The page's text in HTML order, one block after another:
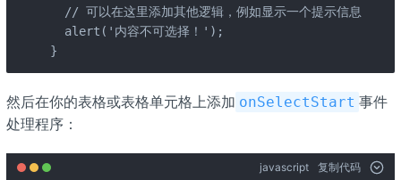
  // 可以在这里添加其他逻辑，例如显示一个提示信息
  alert('内容不可选择！');
}
然后在你的表格或表格单元格上添加 onSelectStart 事件
处理程序：
javascript 复制代码